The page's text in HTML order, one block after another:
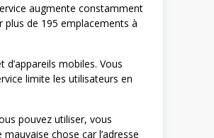
augmente constamment
plus de 195 emplacements à
mobiles. Vous
limite les utilisateurs en
pouvez utiliser, vous
chose car l’adresse